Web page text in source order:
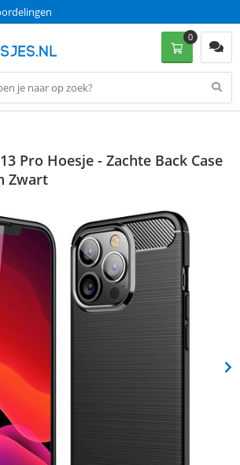
0
Pro Hoesje - Zachte Back Case
Zwart